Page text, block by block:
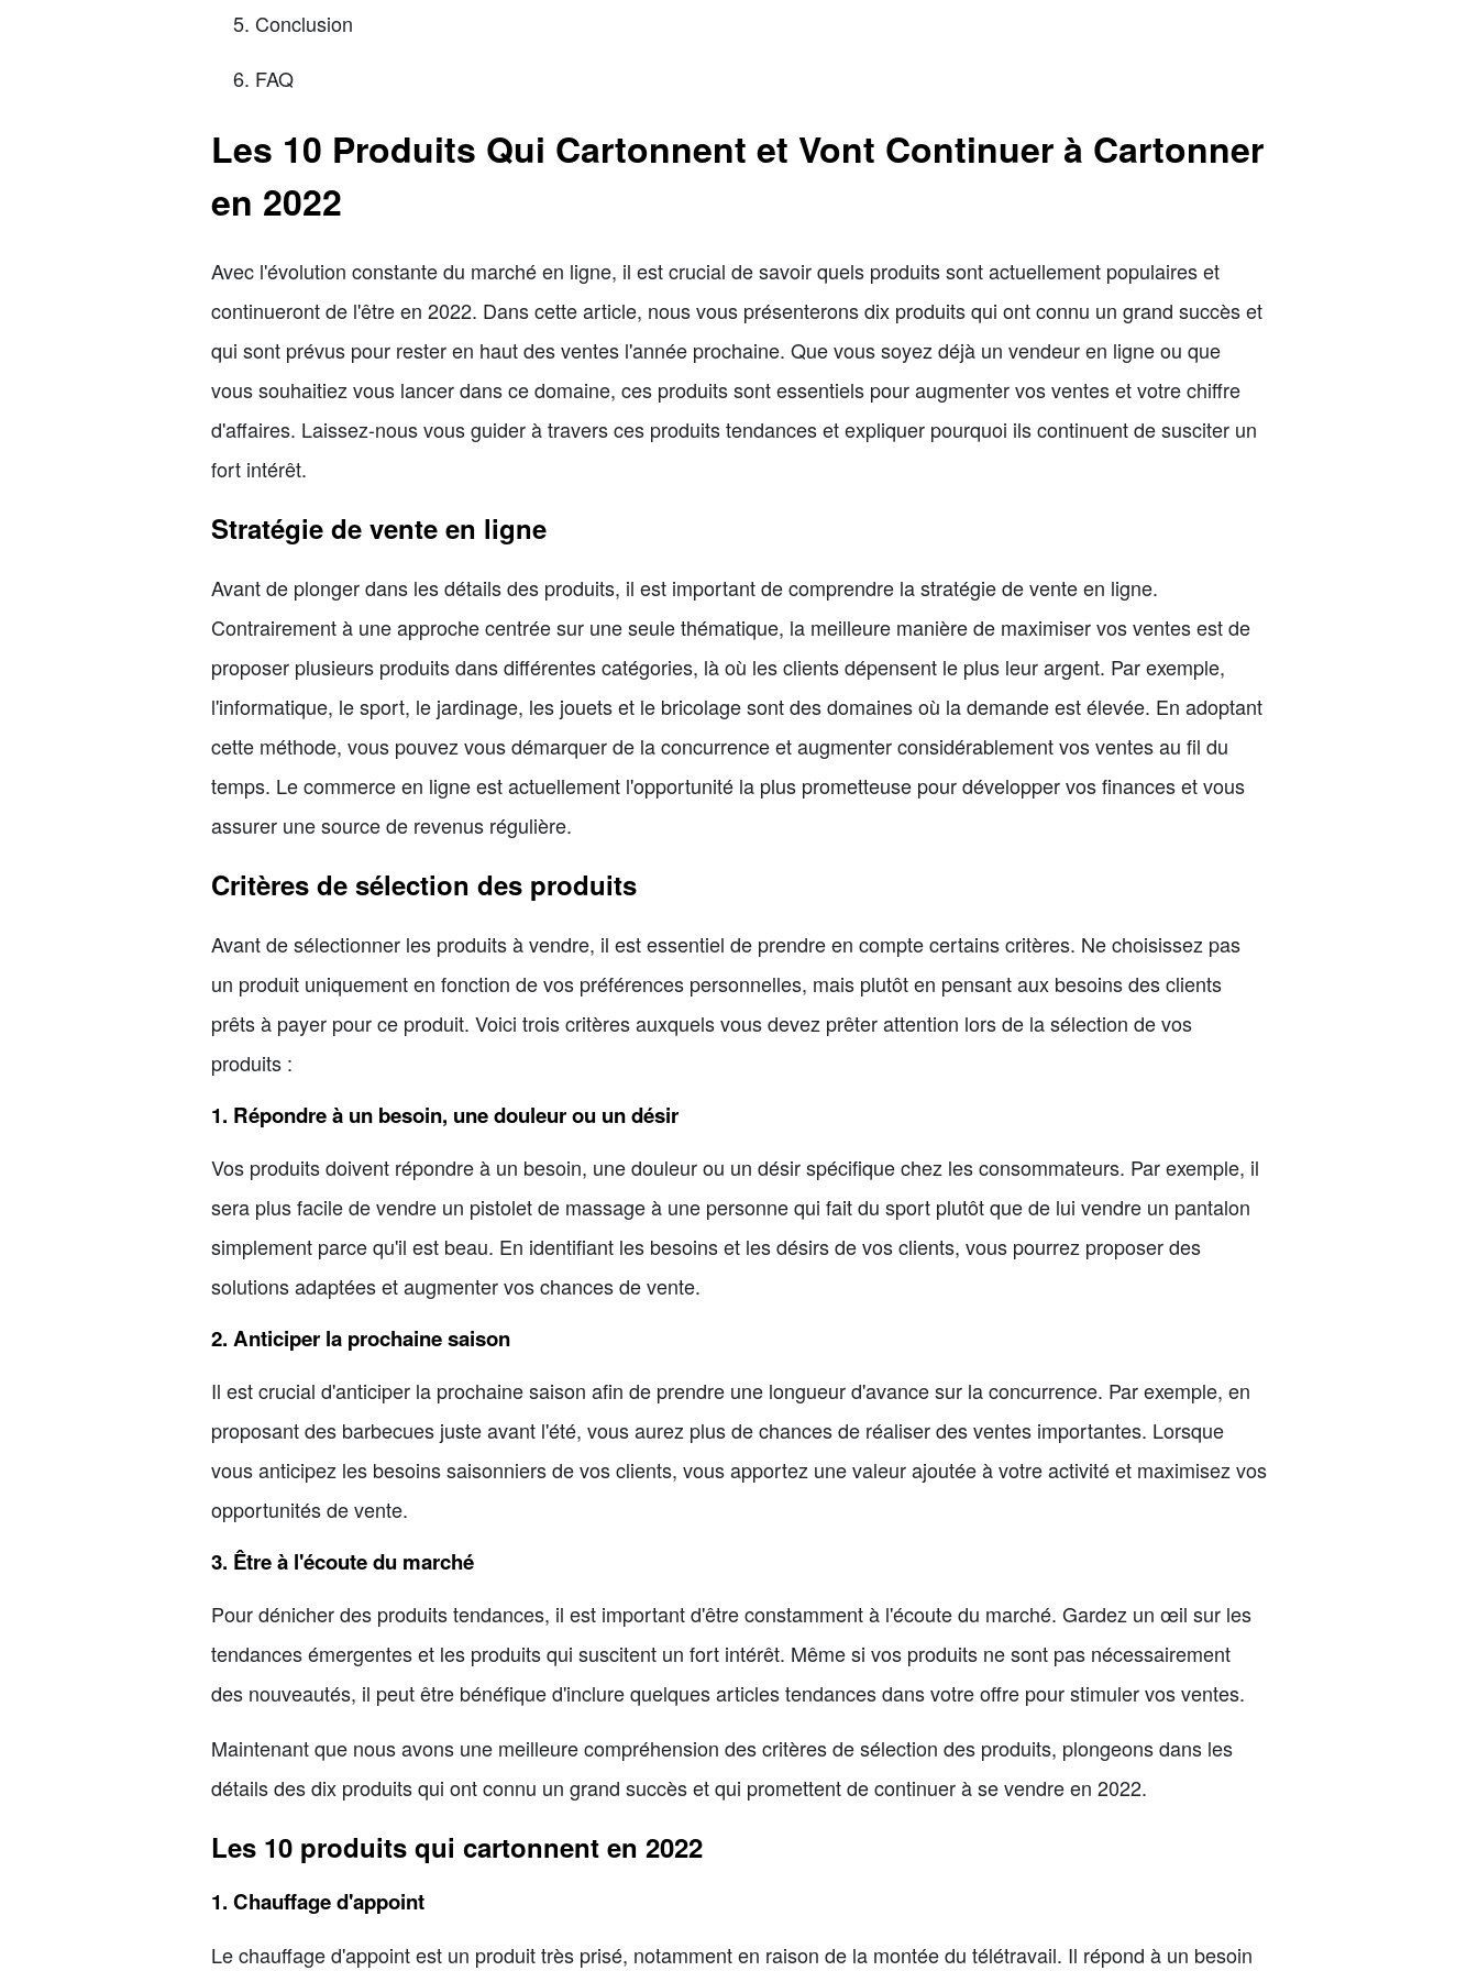
Conclusion
FAQ
Les 10 Produits Qui Cartonnent et Vont Continuer à Cartonner
en 2022
Avec l'évolution constante du marché en ligne, il est crucial de savoir quels produits sont actuellement populaires et
continueront de l'être en 2022. Dans cette article, nous vous présenterons dix produits qui ont connu un grand succès et
qui sont prévus pour rester en haut des ventes l'année prochaine. Que vous soyez déjà un vendeur en ligne ou que
vous souhaitiez vous lancer dans ce domaine, ces produits sont essentiels pour augmenter vos ventes et votre chiffre
d'affaires. Laissez-nous vous guider à travers ces produits tendances et expliquer pourquoi ils continuent de susciter un
fort intérêt.
Stratégie de vente en ligne
Avant de plonger dans les détails des produits, il est important de comprendre la stratégie de vente en ligne.
Contrairement à une approche centrée sur une seule thématique, la meilleure manière de maximiser vos ventes est de
proposer plusieurs produits dans différentes catégories, là où les clients dépensent le plus leur argent. Par exemple,
l'informatique, le sport, le jardinage, les jouets et le bricolage sont des domaines où la demande est élevée. En adoptant
cette méthode, vous pouvez vous démarquer de la concurrence et augmenter considérablement vos ventes au fil du
temps. Le commerce en ligne est actuellement l'opportunité la plus prometteuse pour développer vos finances et vous
assurer une source de revenus régulière.
Critères de sélection des produits
Avant de sélectionner les produits à vendre, il est essentiel de prendre en compte certains critères. Ne choisissez pas
un produit uniquement en fonction de vos préférences personnelles, mais plutôt en pensant aux besoins des clients
prêts à payer pour ce produit. Voici trois critères auxquels vous devez prêter attention lors de la sélection de vos
produits :
1. Répondre à un besoin, une douleur ou un désir
Vos produits doivent répondre à un besoin, une douleur ou un désir spécifique chez les consommateurs. Par exemple, il
sera plus facile de vendre un pistolet de massage à une personne qui fait du sport plutôt que de lui vendre un pantalon
simplement parce qu'il est beau. En identifiant les besoins et les désirs de vos clients, vous pourrez proposer des
solutions adaptées et augmenter vos chances de vente.
2. Anticiper la prochaine saison
Il est crucial d'anticiper la prochaine saison afin de prendre une longueur d'avance sur la concurrence. Par exemple, en
proposant des barbecues juste avant l'été, vous aurez plus de chances de réaliser des ventes importantes. Lorsque
vous anticipez les besoins saisonniers de vos clients, vous apportez une valeur ajoutée à votre activité et maximisez vos
opportunités de vente.
3. Être à l'écoute du marché
Pour dénicher des produits tendances, il est important d'être constamment à l'écoute du marché. Gardez un œil sur les
tendances émergentes et les produits qui suscitent un fort intérêt. Même si vos produits ne sont pas nécessairement
des nouveautés, il peut être bénéfique d'inclure quelques articles tendances dans votre offre pour stimuler vos ventes.
Maintenant que nous avons une meilleure compréhension des critères de sélection des produits, plongeons dans les
détails des dix produits qui ont connu un grand succès et qui promettent de continuer à se vendre en 2022.
Les 10 produits qui cartonnent en 2022
1. Chauffage d'appoint
Le chauffage d'appoint est un produit très prisé, notamment en raison de la montée du télétravail. Il répond à un besoin